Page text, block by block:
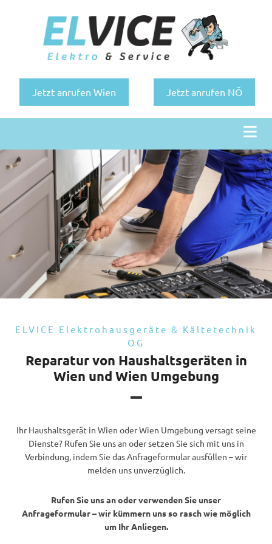
Jetzt anrufen Wien Jetzt anrufen NÖ
ELVICE Elektrohausgeräte & Kältetechnik
OG
Reparatur von Haushaltsgeräten in
Wien und Wien Umgebung
Ihr Haushaltsgerät in Wien oder Wien Umgebung versagt seine
Dienste? Rufen Sie uns an oder setzen Sie sich mit uns in
Verbindung, indem Sie das Anfrageformular ausfüllen – wir
melden uns unverzüglich.
Rufen Sie uns an oder verwenden Sie unser
Anfrageformular – wir kümmern uns so rasch wie möglich
um Ihr Anliegen.